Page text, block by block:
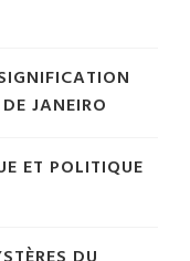
JANEIRO
ET POLITIQUE